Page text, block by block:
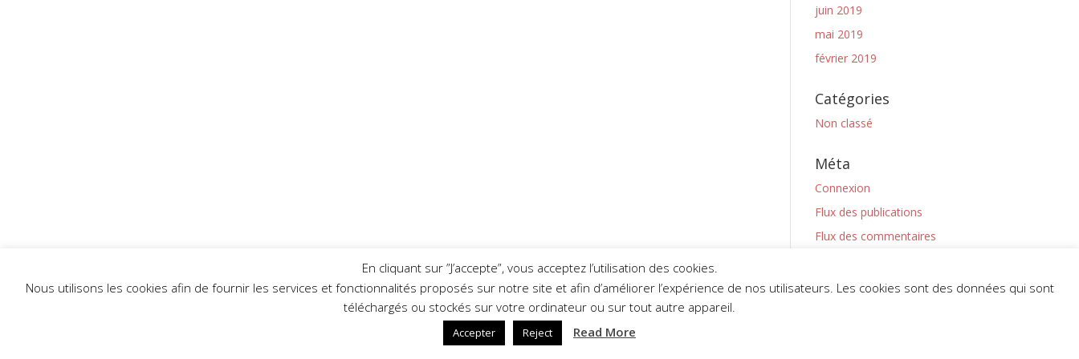
juin 2019
mai 2019
février 2019
Catégories
Non classé
Méta
Connexion
Flux des publications
Flux des commentaires
En cliquant sur ”J’accepte”, vous acceptez l’utilisation des cookies.
Nous utilisons les cookies afin de fournir les services et fonctionnalités proposés sur notre site et afin d’améliorer l’expérience de nos utilisateurs. Les cookies sont des données qui sont
téléchargés ou stockés sur votre ordinateur ou sur tout autre appareil.
Accepter Reject Read More